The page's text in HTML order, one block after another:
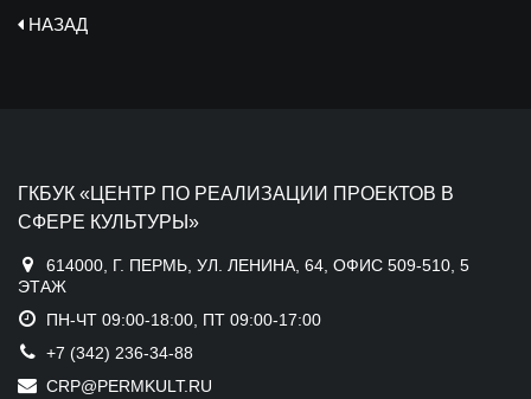
НАЗАД
ГКБУК «ЦЕНТР ПО РЕАЛИЗАЦИИ ПРОЕКТОВ В
СФЕРЕ КУЛЬТУРЫ»
614000, Г. ПЕРМЬ, УЛ. ЛЕНИНА, 64, ОФИС 509-510, 5
ЭТАЖ
ПН-ЧТ 09:00-18:00, ПТ 09:00-17:00
+7 (342) 236-34-88
CRP@PERMKULT.RU